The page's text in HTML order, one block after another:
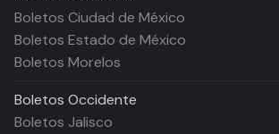
Boletos Ciudad de México
Boletos Estado de México
Boletos Morelos
Boletos Occidente
Boletos Jalisco